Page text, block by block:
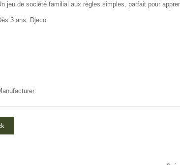
jeu de société familial aux règles simples, parfait pour
3 ans. Djeco.